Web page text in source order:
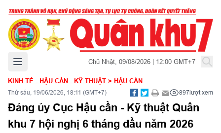
Mở menu chính Chủ Nhật, 09/08/2026 | 12:00 GMT+7
KINH TẾ - HẬU CẦN - KỸ THUẬT > HẬU CẦN
Thứ sáu, 19/06/2026, 18:11 (GMT+7) 897lượt xem
Đảng ủy Cục Hậu cần - Kỹ thuật Quân
khu 7 hội nghị 6 tháng đầu năm 2026